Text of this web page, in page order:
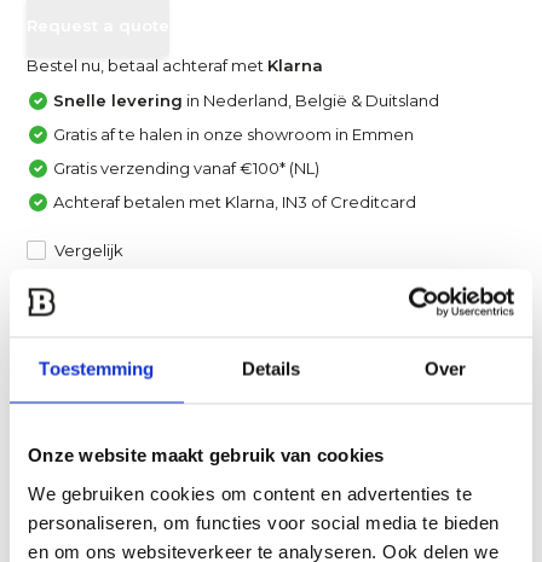
Toestemming Details Over
Onze website maakt gebruik van cookies
We gebruiken cookies om content en advertenties te
personaliseren, om functies voor social media te bieden
en om ons websiteverkeer te analyseren. Ook delen we
Bestel nu, betaal achteraf met Klarna
Snelle levering in Nederland, België & Duitsland
Gratis af te halen in onze showroom in Emmen
Gratis verzending vanaf €100* (NL)
Achteraf betalen met Klarna, IN3 of Creditcard
Vergelijk
Een van onze specialisten helpt je graag verder!
Specificaties